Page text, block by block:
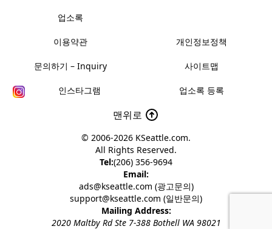
업소록
이용약관 개인정보정책
문의하기 – Inquiry 사이트맵
인스타그램 업소록 등록
맨위로
© 2006-2026 KSeattle.com.
All Rights Reserved.
Tel:(206) 356-9694
Email:
ads@kseattle.com (광고문의)
support@kseattle.com (일반문의)
Mailing Address:
2020 Maltby Rd Ste 7-388 Bothell WA 98021